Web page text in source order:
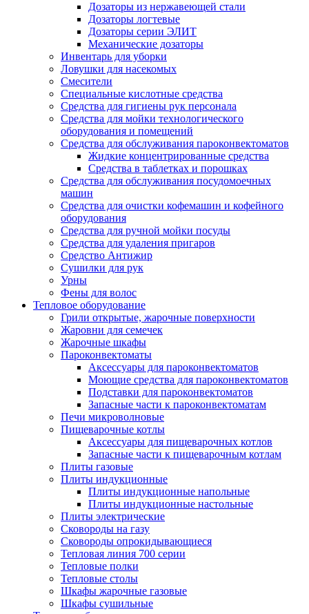
Дозаторы из нержавеющей стали
Дозаторы логтевые
Дозаторы серии ЭЛИТ
Механические дозаторы
Инвентарь для уборки
Ловушки для насекомых
Смесители
Специальные кислотные средства
Средства для гигиены рук персонала
Средства для мойки технологического
оборудования и помещений
Средства для обслуживания пароконвектоматов
Жидкие концентрированные средства
Средства в таблетках и порошках
Средства для обслуживания посудомоечных
машин
Средства для очистки кофемашин и кофейного
оборудования
Средства для ручной мойки посуды
Средства для удаления пригаров
Средство Антижир
Сушилки для рук
Урны
Фены для волос
Тепловое оборудование
Грили открытые, жарочные поверхности
Жаровни для семечек
Жарочные шкафы
Пароконвектоматы
Аксессуары для пароконвектоматов
Моющие средства для пароконвектоматов
Подставки для пароконвектоматов
Запасные части к пароконвектоматам
Печи микроволновые
Пищеварочные котлы
Аксессуары для пищеварочных котлов
Запасные части к пищеварочным котлам
Плиты газовые
Плиты индукционные
Плиты индукционные напольные
Плиты индукционные настольные
Плиты электрические
Сковороды на газу
Сковороды опрокидывающиеся
Тепловая линия 700 серии
Тепловые полки
Тепловые столы
Шкафы жарочные газовые
Шкафы сушильные